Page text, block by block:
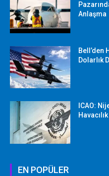
Anlaşma
Bell’den
Dolarlık
ICAO:
EN POPÜLER